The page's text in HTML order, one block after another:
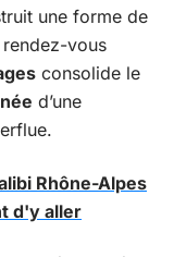
une forme de
vous
consolide le
d’une
Rhône-Alpes
d'y aller